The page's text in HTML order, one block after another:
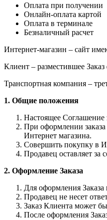
Оплата при получении
Онлайн-оплата картой
Оплата в терминале
Безналичный расчет
Интернет-магазин – сайт
Клиент – разместившее
Транспортная компания –
1. Общие положения
Настоящее Соглашение
При оформлении заказа
Интернет магазина.
Совершить покупку в
Продавец оставляет за
2. Оформление Заказа
Для оформления Заказа
Продавец не несет
Заказ Клиента может
После оформления